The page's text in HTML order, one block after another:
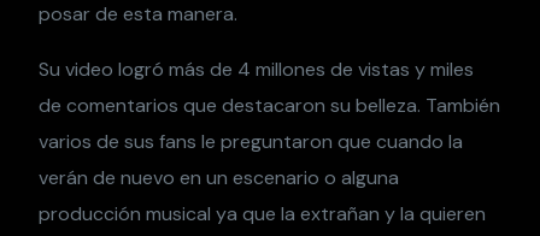
posar de esta manera.
Su video logró más de 4 millones de vistas y miles
de comentarios que destacaron su belleza. También
varios de sus fans le preguntaron que cuando la
verán de nuevo en un escenario o alguna
producción musical ya que la extrañan y la quieren